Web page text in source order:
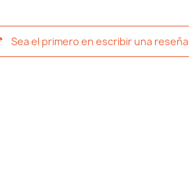
Sea el primero en escribir una reseña